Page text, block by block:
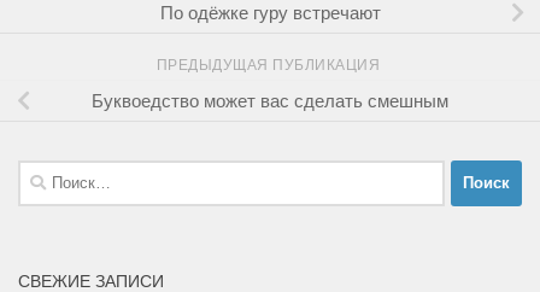
По одёжке гуру встречают
ПРЕДЫДУЩАЯ ПУБЛИКАЦИЯ
Буквоедство может вас сделать смешным
Найти:
СВЕЖИЕ ЗАПИСИ